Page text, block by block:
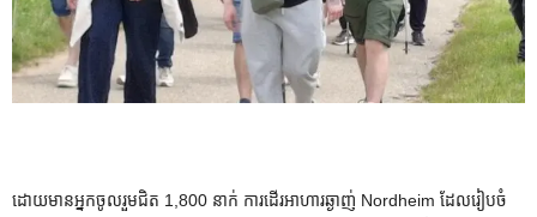
ដោយមានអ្នកចូលរួមជិត 1,800 នាក់ ការដើរអាហារឆ្ងាញ់ Nordheim ដែលរៀបចំ